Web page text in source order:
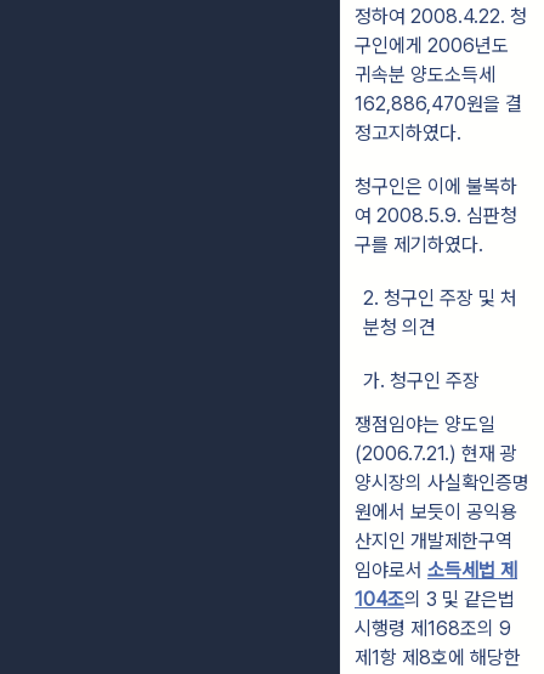
정하여 2008.4.22. 청
구인에게 2006년도
귀속분 양도소득세
162,886,470원을 결
정고지하였다.
청구인은 이에 불복하
여 2008.5.9. 심판청
구를 제기하였다.
2. 청구인 주장 및 처
분청 의견
가. 청구인 주장
쟁점임야는 양도일
(2006.7.21.) 현재 광
양시장의 사실확인증명
원에서 보듯이 공익용
산지인 개발제한구역
임야로서 소득세법 제
104조의 3 및 같은법
시행령 제168조의 9
제1항 제8호에 해당한